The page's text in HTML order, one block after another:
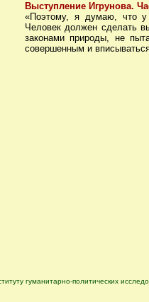
Выступление Игрунова.
«Поэтому, я думаю, что у
Человек должен сделать
законами природы, не
совершенным и
гуманитарно-политических